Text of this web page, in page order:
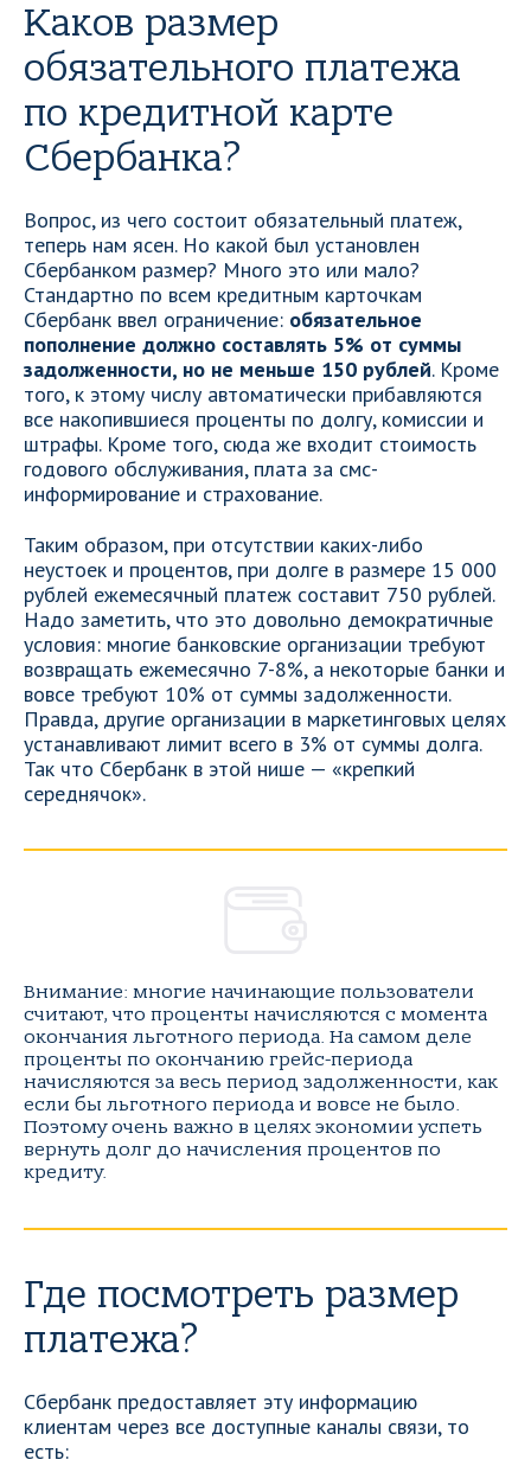
Каков размер
обязательного платежа
по кредитной карте
Сбербанка?
Вопрос, из чего состоит обязательный платеж,
теперь нам ясен. Но какой был установлен
Сбербанком размер? Много это или мало?
Стандартно по всем кредитным карточкам
Сбербанк ввел ограничение: обязательное
пополнение должно составлять 5% от суммы
задолженности, но не меньше 150 рублей. Кроме
того, к этому числу автоматически прибавляются
все накопившиеся проценты по долгу, комиссии и
штрафы. Кроме того, сюда же входит стоимость
годового обслуживания, плата за смс-
информирование и страхование.
Таким образом, при отсутствии каких-либо
неустоек и процентов, при долге в размере 15 000
рублей ежемесячный платеж составит 750 рублей.
Надо заметить, что это довольно демократичные
условия: многие банковские организации требуют
возвращать ежемесячно 7-8%, а некоторые банки и
вовсе требуют 10% от суммы задолженности.
Правда, другие организации в маркетинговых целях
устанавливают лимит всего в 3% от суммы долга.
Так что Сбербанк в этой нише — «крепкий
середнячок».
Внимание: многие начинающие пользователи
считают, что проценты начисляются с момента
окончания льготного периода. На самом деле
проценты по окончанию грейс-периода
начисляются за весь период задолженности, как
если бы льготного периода и вовсе не было.
Поэтому очень важно в целях экономии успеть
вернуть долг до начисления процентов по
кредиту.
Где посмотреть размер
платежа?
Сбербанк предоставляет эту информацию
клиентам через все доступные каналы связи, то
есть: